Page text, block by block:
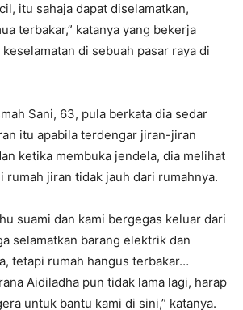
itu sahaja dapat diselamatkan,
terbakar,” katanya yang bekerja
di sebuah pasar raya di
Sani, 63, pula berkata dia sedar
itu apabila terdengar jiran-jiran
ketika membuka jendela, dia melihat
rumah jiran tidak jauh dari rumahnya.
suami dan kami bergegas keluar dari
selamatkan barang elektrik dan
tetapi rumah hangus terbakar…
Aidiladha pun tidak lama lagi, harap
untuk bantu kami di sini,” katanya.